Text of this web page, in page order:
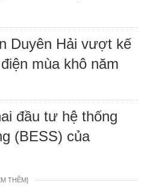
Duyên Hải vượt kế
mùa khô năm
đầu tư hệ thống
(BESS) của
THÊM]